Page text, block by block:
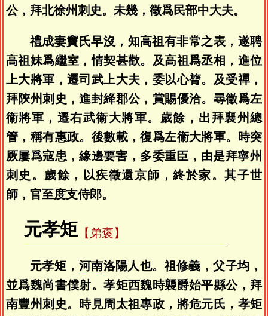
公，拜北徐州刺史。未幾，徵爲民部中大夫。
禮成妻竇氏早沒，知高祖有非常之表，遂聘
高祖妹爲繼室，情契甚歡。及高祖爲丞相，進位
上大將軍，遷司武上大夫，委以心膂。及受禪，
拜陝州刺史，進封絳郡公，賞賜優洽。尋徵爲左
衞將軍，遷右武衞大將軍。歲餘，出拜襄州總
管，稱有惠政。後數載，復爲左衞大將軍。時突
厥屢爲寇患，緣邊要害，多委重臣，由是拜寧州
刺史。歲餘，以疾徵還京師，終於家。其子世
師，官至度支侍郎。
元孝矩 【弟褒】
元孝矩， 河南洛陽人也。祖修義，父子均，
並爲魏尚書僕射。孝矩西魏時襲爵始平縣公，拜
南豐州刺史。時見周太祖專政，將危元氏，孝矩